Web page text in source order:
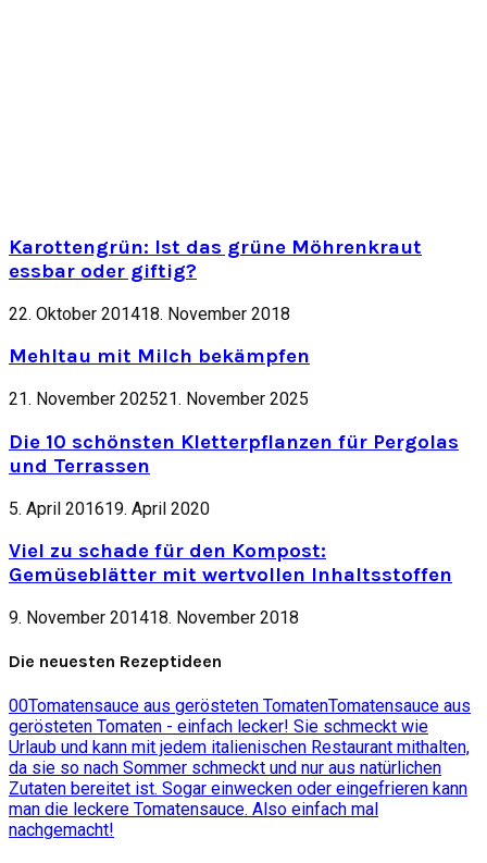
Karottengrün: Ist das grüne Möhrenkraut
essbar oder giftig?
22. Oktober 201418. November 2018
Mehltau mit Milch bekämpfen
21. November 202521. November 2025
Die 10 schönsten Kletterpflanzen für Pergolas
und Terrassen
5. April 201619. April 2020
Viel zu schade für den Kompost:
Gemüseblätter mit wertvollen Inhaltsstoffen
9. November 201418. November 2018
Die neuesten Rezeptideen
00Tomatensauce aus gerösteten TomatenTomatensauce aus
gerösteten Tomaten - einfach lecker! Sie schmeckt wie
Urlaub und kann mit jedem italienischen Restaurant mithalten,
da sie so nach Sommer schmeckt und nur aus natürlichen
Zutaten bereitet ist. Sogar einwecken oder eingefrieren kann
man die leckere Tomatensauce. Also einfach mal
nachgemacht!